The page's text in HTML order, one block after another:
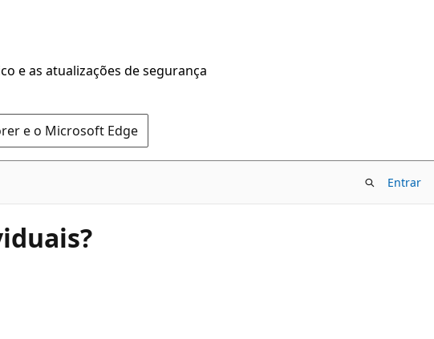
e as atualizações de segurança
e o Microsoft Edge
Entrar